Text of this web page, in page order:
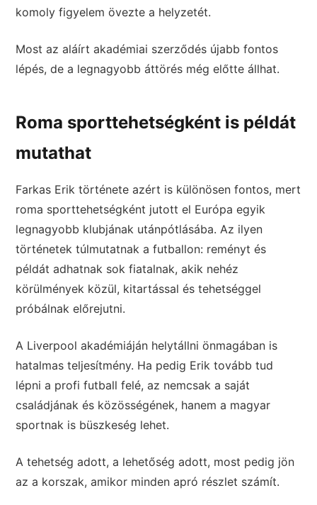
komoly figyelem övezte a helyzetét.
Most az aláírt akadémiai szerződés újabb fontos
lépés, de a legnagyobb áttörés még előtte állhat.
Roma sporttehetségként is példát
mutathat
Farkas Erik története azért is különösen fontos, mert
roma sporttehetségként jutott el Európa egyik
legnagyobb klubjának utánpótlásába. Az ilyen
történetek túlmutatnak a futballon: reményt és
példát adhatnak sok fiatalnak, akik nehéz
körülmények közül, kitartással és tehetséggel
próbálnak előrejutni.
A Liverpool akadémiáján helytállni önmagában is
hatalmas teljesítmény. Ha pedig Erik tovább tud
lépni a profi futball felé, az nemcsak a saját
családjának és közösségének, hanem a magyar
sportnak is büszkeség lehet.
A tehetség adott, a lehetőség adott, most pedig jön
az a korszak, amikor minden apró részlet számít.